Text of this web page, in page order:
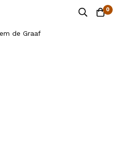
0
de Graaf